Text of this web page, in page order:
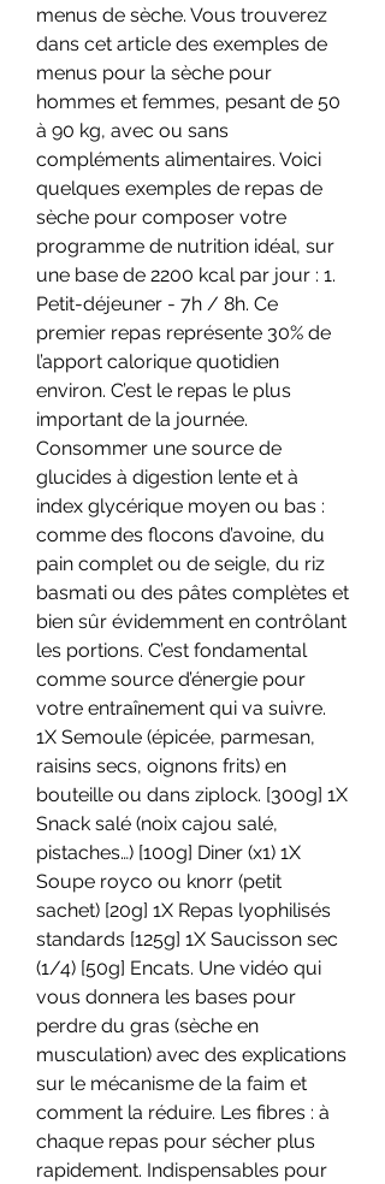
menus de sèche. Vous trouverez
dans cet article des exemples de
menus pour la sèche pour
hommes et femmes, pesant de 50
à 90 kg, avec ou sans
compléments alimentaires. Voici
quelques exemples de repas de
sèche pour composer votre
programme de nutrition idéal, sur
une base de 2200 kcal par jour : 1.
Petit-déjeuner - 7h / 8h. Ce
premier repas représente 30% de
l’apport calorique quotidien
environ. C’est le repas le plus
important de la journée.
Consommer une source de
glucides à digestion lente et à
index glycérique moyen ou bas :
comme des flocons d’avoine, du
pain complet ou de seigle, du riz
basmati ou des pâtes complètes et
bien sûr évidemment en contrôlant
les portions. C’est fondamental
comme source d’énergie pour
votre entraînement qui va suivre.
1X Semoule (épicée, parmesan,
raisins secs, oignons frits) en
bouteille ou dans ziplock. [300g] 1X
Snack salé (noix cajou salé,
pistaches…) [100g] Diner (x1) 1X
Soupe royco ou knorr (petit
sachet) [20g] 1X Repas lyophilisés
standards [125g] 1X Saucisson sec
(1/4) [50g] Encats. Une vidéo qui
vous donnera les bases pour
perdre du gras (sèche en
musculation) avec des explications
sur le mécanisme de la faim et
comment la réduire. Les fibres : à
chaque repas pour sécher plus
rapidement. Indispensables pour